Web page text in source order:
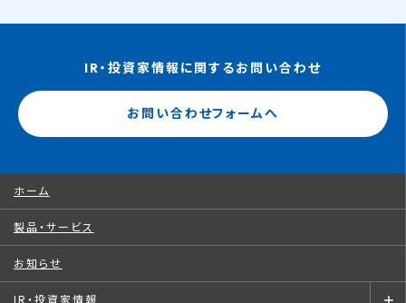
IR・投資家情報に関するお問い合わせ
お問い合わせフォームへ
ホーム
製品・サービス
お知らせ
IR・投資家情報